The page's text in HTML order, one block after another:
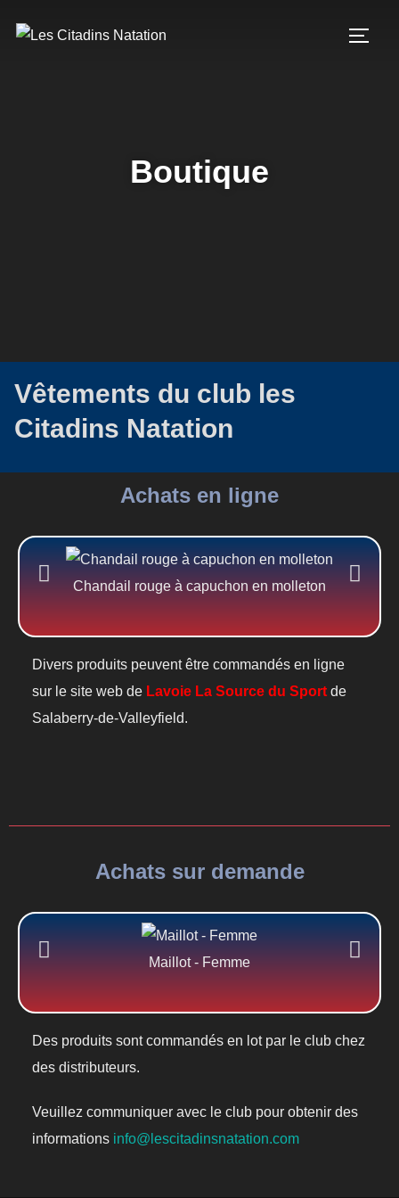
Boutique
Vêtements du club les
Citadins Natation
Achats en ligne
Chandail rouge à capuchon en molleton
Divers produits peuvent être commandés en ligne
sur le site web de Lavoie La Source du Sport de
Salaberry-de-Valleyfield.
Achats sur demande
Maillot - Femme
Des produits sont commandés en lot par le club chez
des distributeurs.
Veuillez communiquer avec le club pour obtenir des
informations info@lescitadinsnatation.com